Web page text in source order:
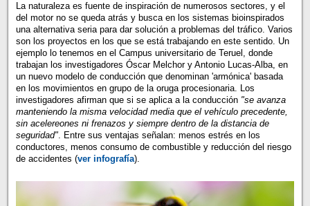
La naturaleza es fuente de inspiración de numerosos sectores, y el
del motor no se queda atrás y busca en los sistemas bioinspirados
una alternativa seria para dar solución a problemas del tráfico. Varios
son los proyectos en los que se está trabajando en este sentido. Un
ejemplo lo tenemos en el Campus universitario de Teruel, donde
trabajan los investigadores Óscar Melchor y Antonio Lucas-Alba, en
un nuevo modelo de conducción que denominan 'armónica' basada
en los movimientos en grupo de la oruga procesionaria. Los
investigadores afirman que si se aplica a la conducción "se avanza
manteniendo la misma velocidad media que el vehículo precedente,
sin acelereones ni frenazos y siempre dentro de la distancia de
seguridad". Entre sus ventajas señalan: menos estrés en los
conductores, menos consumo de combustible y reducción del riesgo
de accidentes (ver infografía).